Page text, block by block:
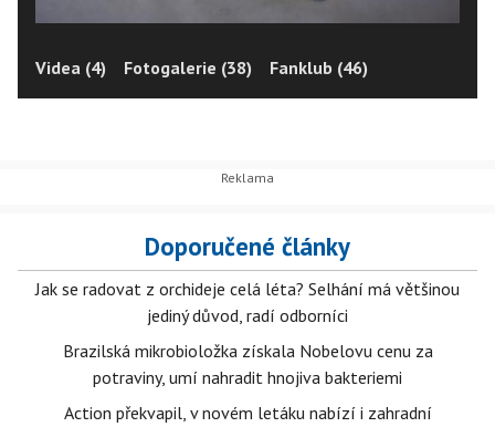
Videa (4) Fotogalerie (38) Fanklub (46)
Doporučené články
Jak se radovat z orchideje celá léta? Selhání má většinou
jediný důvod, radí odborníci
Brazilská mikrobioložka získala Nobelovu cenu za
potraviny, umí nahradit hnojiva bakteriemi
Action překvapil, v novém letáku nabízí i zahradní